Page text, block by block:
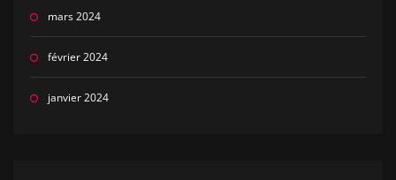
mars 2024
février 2024
janvier 2024